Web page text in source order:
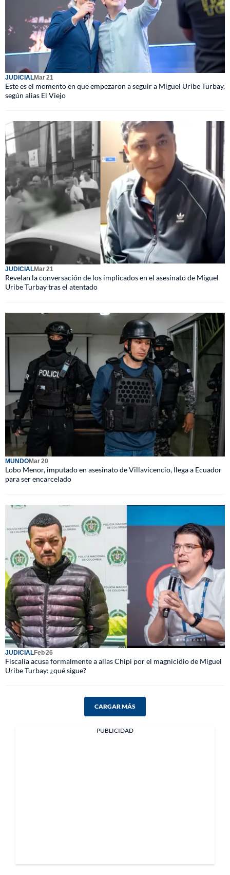
JUDICIALMar 21
Este es el momento en que empezaron a seguir a Miguel Uribe Turbay,
según alias El Viejo
JUDICIALMar 21
Revelan la conversación de los implicados en el asesinato de Miguel
Uribe Turbay tras el atentado
MUNDOMar 20
Lobo Menor, imputado en asesinato de Villavicencio, llega a Ecuador
para ser encarcelado
JUDICIALFeb 26
Fiscalía acusa formalmente a alias Chipi por el magnicidio de Miguel
Uribe Turbay: ¿qué sigue?
CARGAR MÁS
PUBLICIDAD